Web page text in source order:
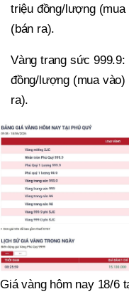
triệu đồng/lượng
(bán ra).
Vàng trang sức
đồng/lượng (mua
ra).
Giá vàng hôm nay 18/6